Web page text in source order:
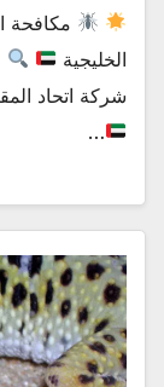
مكافحة
الخليجية
شركة اتحاد
…